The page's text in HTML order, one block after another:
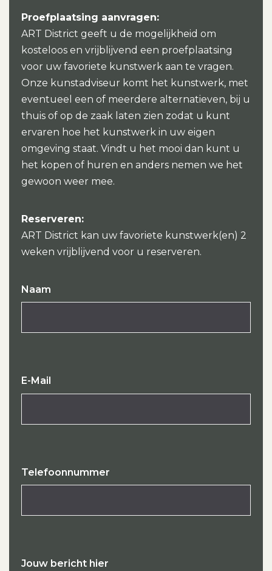
Proefplaatsing aanvragen:
ART District geeft u de mogelijkheid om
kosteloos en vrijblijvend een proefplaatsing
voor uw favoriete kunstwerk aan te vragen.
Onze kunstadviseur komt het kunstwerk, met
eventueel een of meerdere alternatieven, bij u
thuis of op de zaak laten zien zodat u kunt
ervaren hoe het kunstwerk in uw eigen
omgeving staat. Vindt u het mooi dan kunt u
het kopen of huren en anders nemen we het
gewoon weer mee.
Reserveren:
ART District kan uw favoriete kunstwerk(en) 2
weken vrijblijvend voor u reserveren.
Naam
E-Mail
Telefoonnummer
Jouw bericht hier